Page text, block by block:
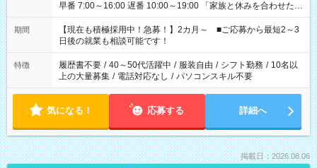
早番 7:00～16:00 遅番 10:00～19:00 「家族と休みを合わせた
い」 「余裕を持って夕飯の準備がしたい」 「できれば残業はし
たくない」 など、ご希望を教えてくださいね。 ※Wワーク希望
の方へ 今ご覧のお仕事で希望する勤務時間と、もう1つのお仕事
の勤務時間。 合計で週40時間を超える場合は応募できません。
期間
【現在も積極採用中！急募！】2カ月～ ■ご応募から最短2～3
日後の就業も相談可能です！
特徴 履歴書不要 / 40～50代活躍中 / 服装自由 / シフト勤務 / 10名以
上の大量募集 / 電話対応なし / パソコンスキル不要
気になる！ 応募する 詳細へ
掲載日：2026.08.06